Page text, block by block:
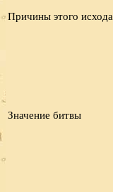
Причины этого исхода
Значение битвы